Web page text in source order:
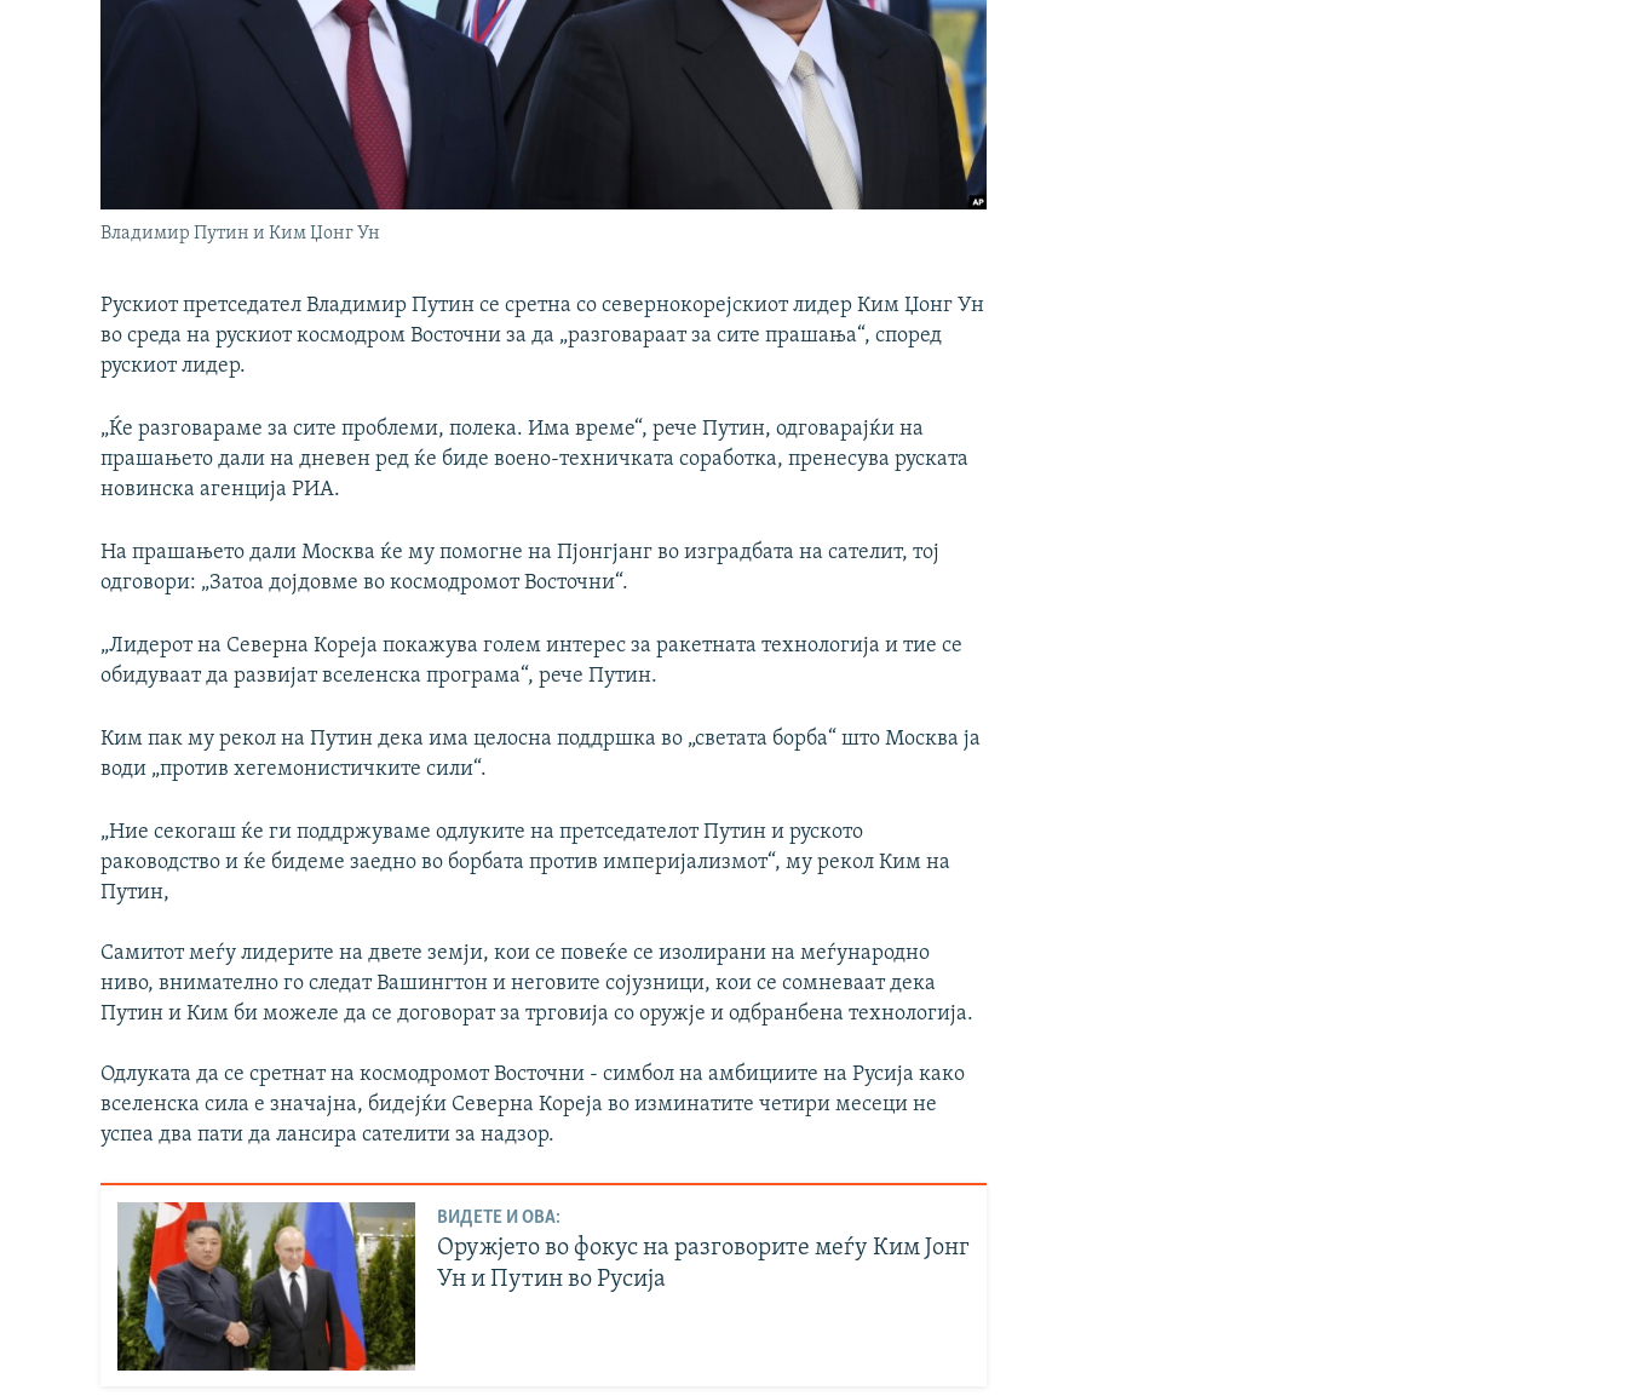
Владимир Путин и Ким Џонг Ун
Рускиот претседател Владимир Путин се сретна со севернокорејскиот лидер Ким Џонг Ун
во среда на рускиот космодром Восточни за да „разговараат за сите прашања“, според
рускиот лидер.
„Ќе разговараме за сите проблеми, полека. Има време“, рече Путин, одговарајќи на
прашањето дали на дневен ред ќе биде воено-техничката соработка, пренесува руската
новинска агенција РИА.
На прашањето дали Москва ќе му помогне на Пјонгјанг во изградбата на сателит, тој
одговори: „Затоа дојдовме во космодромот Восточни“.
„Лидерот на Северна Кореја покажува голем интерес за ракетната технологија и тие се
обидуваат да развијат вселенска програма“, рече Путин.
Ким пак му рекол на Путин дека има целосна поддршка во „светата борба“ што Москва ја
води „против хегемонистичките сили“.
„Ние секогаш ќе ги поддржуваме одлуките на претседателот Путин и руското
раководство и ќе бидеме заедно во борбата против империјализмот“, му рекол Ким на
Путин,
Самитот меѓу лидерите на двете земји, кои се повеќе се изолирани на меѓународно
ниво, внимателно го следат Вашингтон и неговите сојузници, кои се сомневаат дека
Путин и Ким би можеле да се договорат за трговија со оружје и одбранбена технологија.
Одлуката да се сретнат на космодромот Восточни - симбол на амбициите на Русија како
вселенска сила е значајна, бидејќи Северна Кореја во изминатите четири месеци не
успеа два пати да лансира сателити за надзор.
ВИДЕТЕ И ОВА:
Оружјето во фокус на разговорите меѓу Ким Јонг
Ун и Путин во Русија